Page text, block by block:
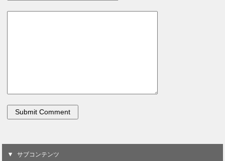
サブコンテンツ